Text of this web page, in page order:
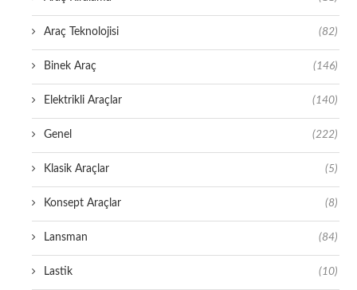
Araç Teknolojisi (82)
Binek Araç (146)
Elektrikli Araçlar (140)
Genel (222)
Klasik Araçlar (5)
Konsept Araçlar (8)
Lansman (84)
Lastik (10)